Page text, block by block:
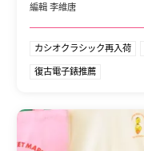
編輯 李維唐
カシオクラシック再入荷
復古電子錶推薦